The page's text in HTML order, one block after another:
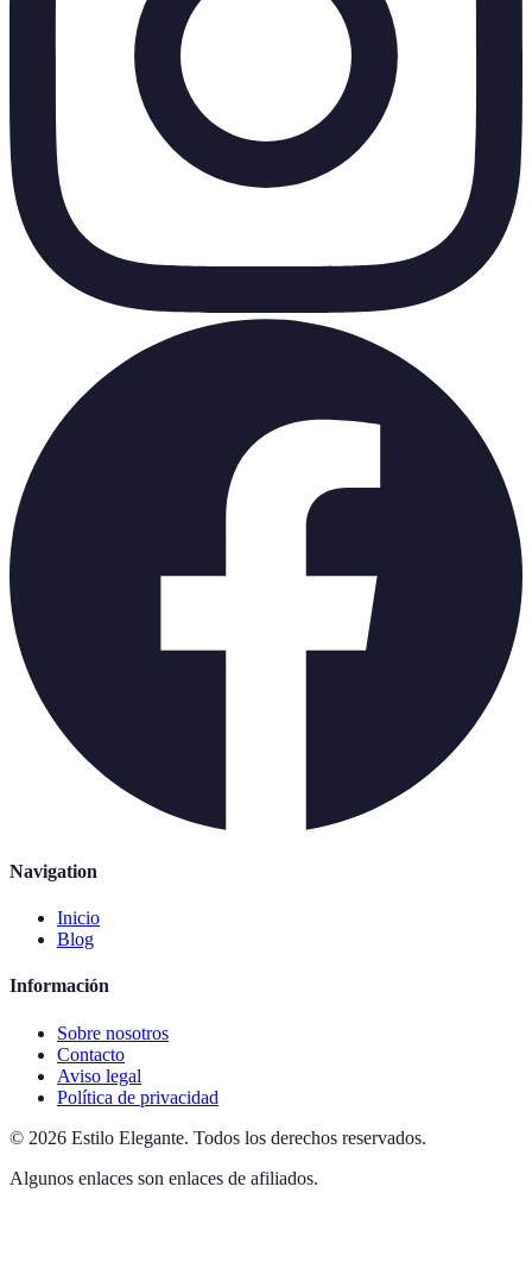
Navigation
Inicio
Blog
Información
Sobre nosotros
Contacto
Aviso legal
Política de privacidad
© 2026 Estilo Elegante. Todos los derechos reservados.
Algunos enlaces son enlaces de afiliados.